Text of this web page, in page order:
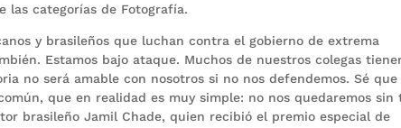
las categorías de Fotografía.
y brasileños que luchan contra el gobierno de extrema
Estamos bajo ataque. Muchos de nuestros colegas
no será amable con nosotros si no nos defendemos. Sé que
que en realidad es muy simple: no nos quedaremos sin
brasileño Jamil Chade, quien recibió el premio especial de